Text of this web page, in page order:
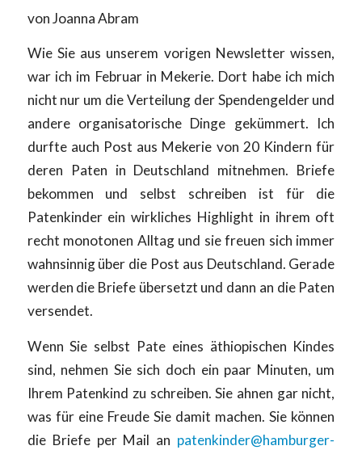
von Joanna Abram
Wie Sie aus unserem vorigen Newsletter wissen,
war ich im Februar in Mekerie. Dort habe ich mich
nicht nur um die Verteilung der Spendengelder und
andere organisatorische Dinge gekümmert. Ich
durfte auch Post aus Mekerie von 20 Kindern für
deren Paten in Deutschland mitnehmen. Briefe
bekommen und selbst schreiben ist für die
Patenkinder ein wirkliches Highlight in ihrem oft
recht monotonen Alltag und sie freuen sich immer
wahnsinnig über die Post aus Deutschland. Gerade
werden die Briefe übersetzt und dann an die Paten
versendet.
Wenn Sie selbst Pate eines äthiopischen Kindes
sind, nehmen Sie sich doch ein paar Minuten, um
Ihrem Patenkind zu schreiben. Sie ahnen gar nicht,
was für eine Freude Sie damit machen. Sie können
die Briefe per Mail an patenkinder@hamburger-